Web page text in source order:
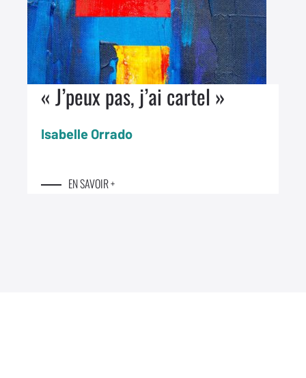
« J’peux pas, j’ai cartel »
Isabelle Orrado
EN SAVOIR +